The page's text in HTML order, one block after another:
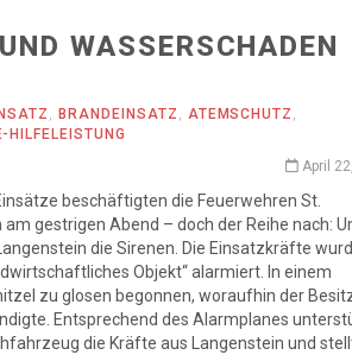
WASSERSCHADEN
,BRANDEINSATZ ATEMSCHUTZ
HILFELEISTUNG
April
beschäftigten die Feuerwehren St.
gestrigen Abend – doch der Reihe nach:
die Sirenen. Die Einsatzkräfte
Objekt“ alarmiert. In einem
zu glosen begonnen, woraufhin der
Entsprechend des Alarmplanes
die Kräfte aus Langenstein und